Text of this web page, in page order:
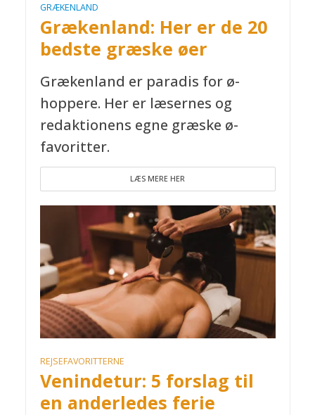
GRÆKENLAND
Grækenland: Her er de 20
bedste græske øer
Grækenland er paradis for ø-
hoppere. Her er læsernes og
redaktionens egne græske ø-
favoritter.
LÆS MERE HER
REJSEFAVORITTERNE
Venindetur: 5 forslag til
en anderledes ferie